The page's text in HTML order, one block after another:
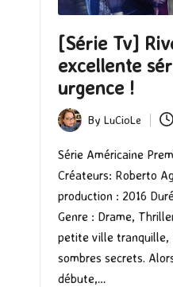
[Série Tv]
excellente
urgence !
Posted
by
By LuCioLe
Série Américaine
Créateurs: Roberto
production : 2016
Genre : Drame,
petite ville tranquille,
sombres secrets.
débute,…